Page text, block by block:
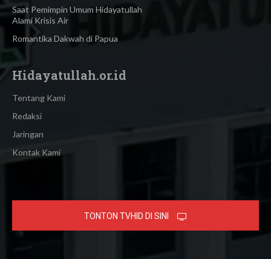
Saat Pemimpin Umum Hidayatullah
Alami Krisis Air
Romantika Dakwah di Papua
Hidayatullah.or.id
Tentang Kami
Redaksi
Jaringan
Kontak Kami
TONTON TVHID DI SINI